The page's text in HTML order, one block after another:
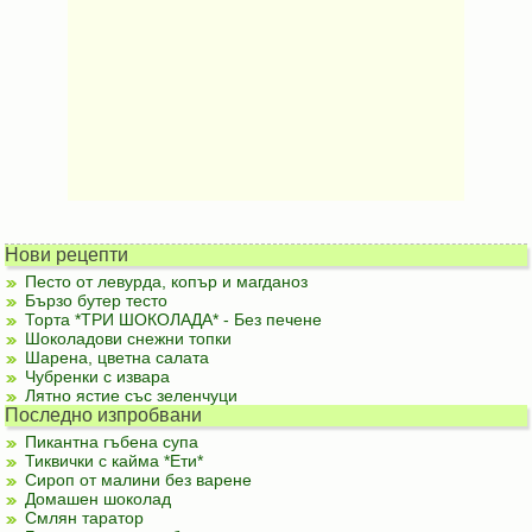
Нови рецепти
Песто от левурда, копър и магданоз
Бързо бутер тесто
Торта *ТРИ ШОКОЛАДА* - Без печене
Шоколадови снежни топки
Шарена, цветна салата
Чубренки с извара
Лятно ястие със зеленчуци
Последно изпробвани
Пикантна гъбена супа
Тиквички с кайма *Ети*
Сироп от малини без варене
Домашен шоколад
Смлян таратор